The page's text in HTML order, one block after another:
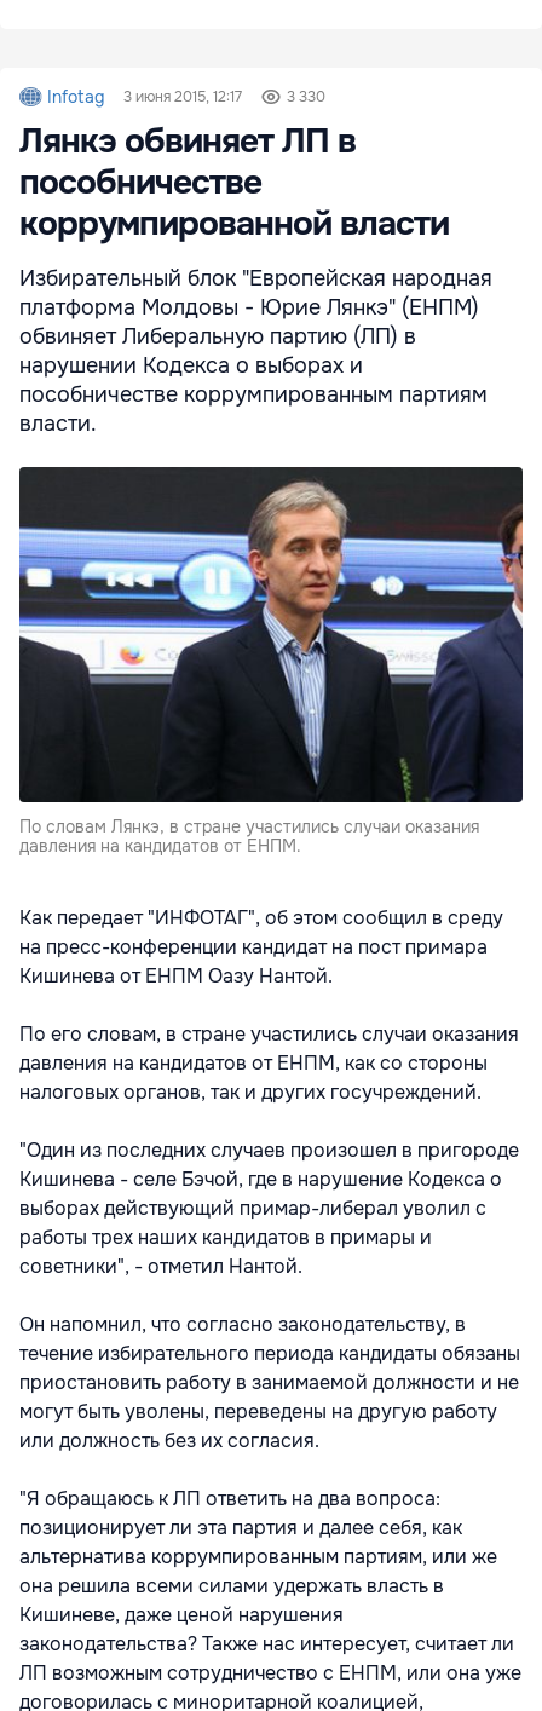
Infotag 3 июня 2015, 12:17 3 330
Лянкэ обвиняет ЛП в
пособничестве
коррумпированной власти
Избирательный блок "Европейская народная
платформа Молдовы - Юрие Лянкэ" (ЕНПМ)
обвиняет Либеральную партию (ЛП) в
нарушении Кодекса о выборах и
пособничестве коррумпированным партиям
власти.
По словам Лянкэ, в стране участились случаи оказания
давления на кандидатов от ЕНПМ.
Как передает "ИНФОТАГ", об этом сообщил в среду
на пресс-конференции кандидат на пост примара
Кишинева от ЕНПМ Оазу Нантой.
По его словам, в стране участились случаи оказания
давления на кандидатов от ЕНПМ, как со стороны
налоговых органов, так и других госучреждений.
"Один из последних случаев произошел в пригороде
Кишинева - селе Бэчой, где в нарушение Кодекса о
выборах действующий примар-либерал уволил с
работы трех наших кандидатов в примары и
советники", - отметил Нантой.
Он напомнил, что согласно законодательству, в
течение избирательного периода кандидаты обязаны
приостановить работу в занимаемой должности и не
могут быть уволены, переведены на другую работу
или должность без их согласия.
"Я обращаюсь к ЛП ответить на два вопроса:
позиционирует ли эта партия и далее себя, как
альтернатива коррумпированным партиям, или же
она решила всеми силами удержать власть в
Кишиневе, даже ценой нарушения
законодательства? Также нас интересует, считает ли
ЛП возможным сотрудничество с ЕНПМ, или она уже
договорилась с миноритарной коалицией,